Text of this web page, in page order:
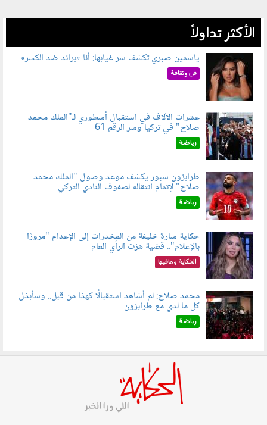
الأكثر تداولاً
050802.jpg
ياسمين صبري تكشف سر غيابها: أنا «براند ضد الكسر»
فن وثقافة
050803.jpg
عشرات الآلاف في استقبال أسطوري لـ"الملك محمد
صلاح" في تركيا وسر الرقم 61
رياضة
050801.jpg
طرابزون سبور يكشف موعد وصول "الملك محمد
صلاح" لإتمام انتقاله لصفوف النادي التركي
رياضة
060801.jpeg
حكاية سارة خليفة من المخدرات إلى الإعدام "مرورًا
بالإعلام".. قضية هزت الرأي العام
الحكاية ومافيها
060802.jpg
محمد صلاح: لم أشاهد استقبالًا كهذا من قبل.. وسأبذل
كل ما لدي مع طرابزون
رياضة